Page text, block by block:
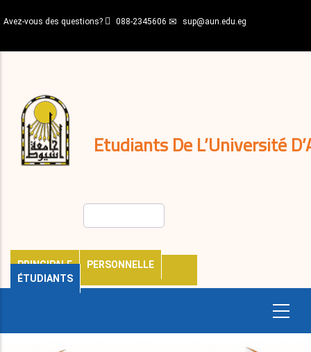
au
principal
Avez-vous des questions? 088-2345606 sup@aun.edu.eg
Etudiants De L’Université
PRINCIPALE
PERSONNELLE
ÉTUDIANTS
décisions
Expatriés
Journal